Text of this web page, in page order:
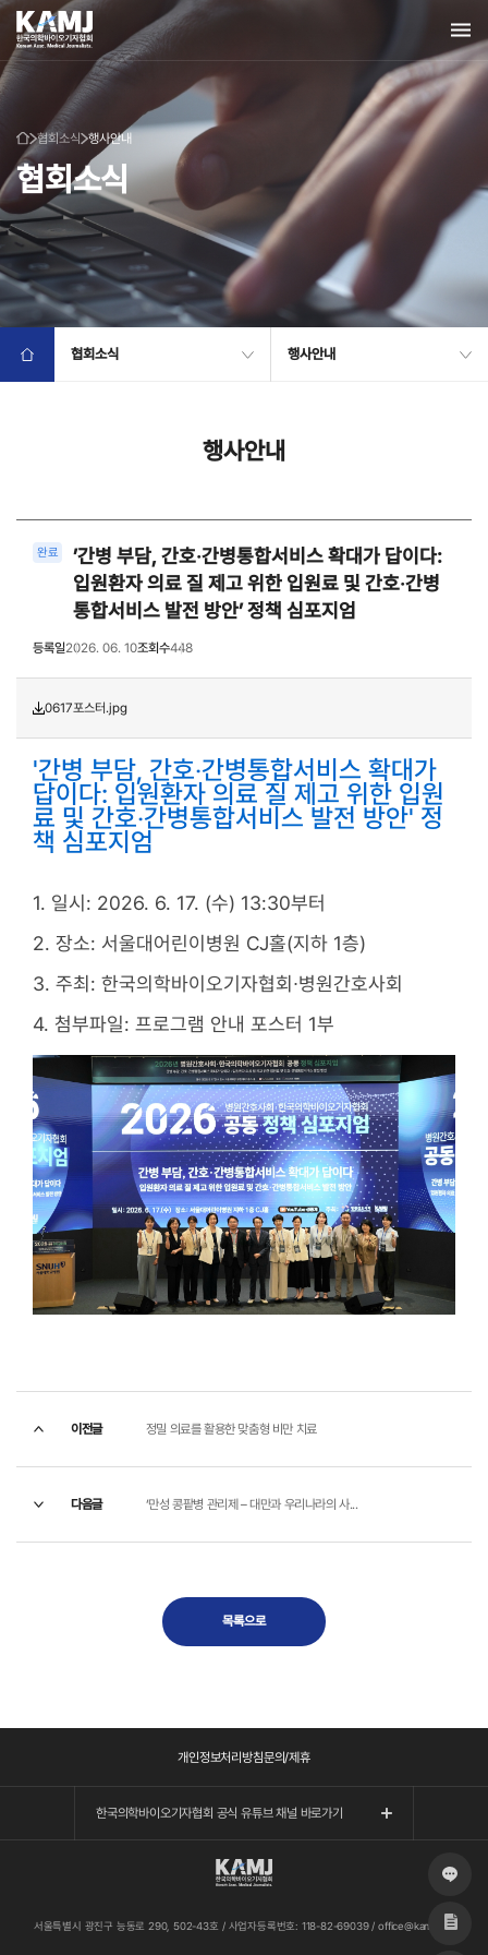
협회소식 행사안내
협회소식
협회소식 행사안내
행사안내
완료
’간병 부담, 간호‧간병통합서비스 확대가 답이다:
입원환자 의료 질 제고 위한 입원료 및 간호‧간병
통합서비스 발전 방안’ 정책 심포지엄
등록일2026. 06. 10조회수448
0617포스터.jpg
'간병 부담, 간호‧간병통합서비스 확대가
답이다: 입원환자 의료 질 제고 위한 입원
료 및 간호‧간병통합서비스 발전 방안' 정
책 심포지엄
1. 일시: 2026. 6. 17. (수) 13:30부터
2. 장소: 서울대어린이병원 CJ홀(지하 1층)
3. 주최: 한국의학바이오기자협회∙병원간호사회
4. 첨부파일: 프로그램 안내 포스터 1부
이전글 정밀 의료를 활용한 맞춤형 비만 치료
다음글 ‘만성 콩팥병 관리제 – 대만과 우리나라의 사...
목록으로
개인정보처리방침문의/제휴
한국의학바이오기자협회 공식 유튜브 채널 바로가기
서울특별시 광진구 능동로 290, 502-43호 / 사업자등록번호: 118-82-69039 / office@kamj.org